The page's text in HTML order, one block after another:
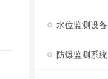
水位监测设备
防爆监测系统